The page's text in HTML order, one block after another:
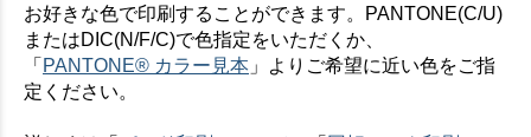
お好きな色で印刷することができます。PANTONE(C/U)
またはDIC(N/F/C)で色指定をいただくか、
「 PANTONE® カラー見本 」よりご希望に近い色をご指
定ください。